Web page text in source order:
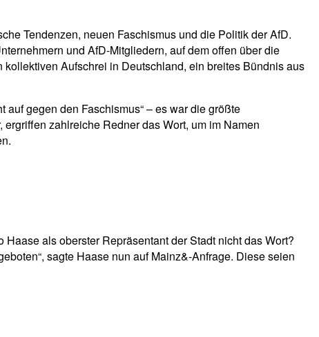
Tendenzen, neuen Faschismus und die Politik der AfD.
und AfD-Mitgliedern, auf dem offen über die
Aufschrei in Deutschland, ein breites Bündnis aus
auf gegen den Faschismus“ – es war die größte
zahlreiche Redner das Wort, um im Namen
als oberster Repräsentant der Stadt nicht das Wort?
sagte Haase nun auf Mainz&-Anfrage. Diese seien